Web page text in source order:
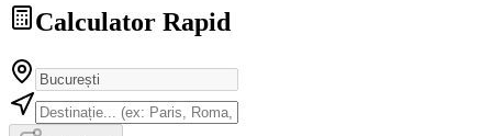
Calculator Rapid